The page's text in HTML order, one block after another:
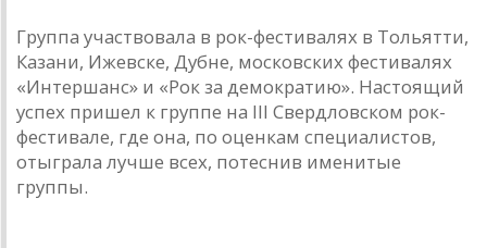
Группа участвовала в рок-фестивалях в Тольятти,
Казани, Ижевске, Дубне, московских фестивалях
«Интершанс» и «Рок за демократию». Настоящий
успех пришел к группе на III Свердловском рок-
фестивале, где она, по оценкам специалистов,
отыграла лучше всех, потеснив именитые
группы.